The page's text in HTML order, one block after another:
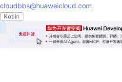
cloudbbs@huaweicloud.com
Kotlin